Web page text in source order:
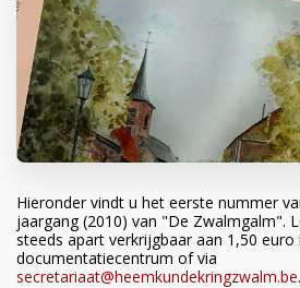
Hieronder vindt u het eerste nummer
jaargang (2010) van "De Zwalmgalm".
steeds apart verkrijgbaar aan 1,50 euro
documentatiecentrum of via
secretariaat@heemkundekringzwalm.be.